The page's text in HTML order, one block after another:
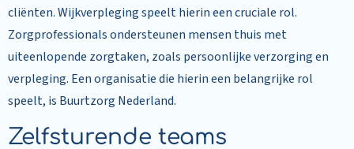
cliënten. Wijkverpleging speelt hierin een cruciale rol.
Zorgprofessionals ondersteunen mensen thuis met
uiteenlopende zorgtaken, zoals persoonlijke verzorging en
verpleging. Een organisatie die hierin een belangrijke rol
speelt, is Buurtzorg Nederland.
Zelfsturende teams